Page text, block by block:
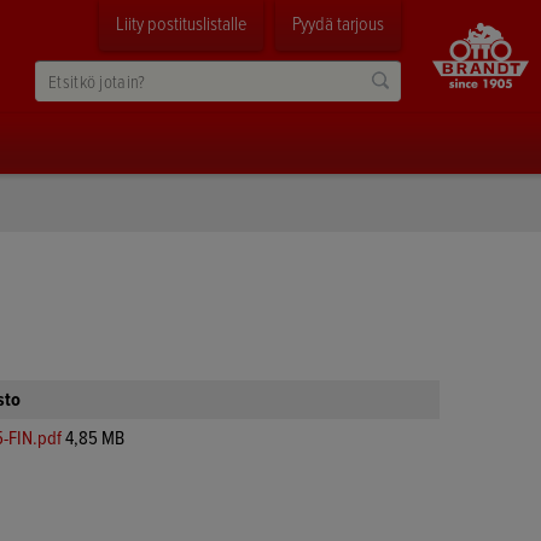
Liity postituslistalle Pyydä tarjous
FIN.pdf4,85 MB